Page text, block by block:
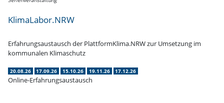
KlimaLabor.NRW
Erfah­rungs­aus­tausch der PlattformKlima.NRW zur Umsetzung im
kommu­nalen Klimaschutz
20.08.26 17.09.26 15.10.26 19.11.26 17.12.26
Online-Erfahrungsaustausch